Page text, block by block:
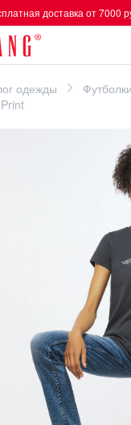
доставка от 7000
одежды
Футболки